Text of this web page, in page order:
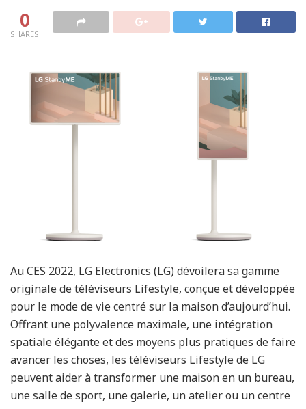
0
SHARES
Au CES 2022, LG Electronics (LG) dévoilera sa gamme
originale de téléviseurs Lifestyle, conçue et développée
pour le mode de vie centré sur la maison d’aujourd’hui.
Offrant une polyvalence maximale, une intégration
spatiale élégante et des moyens plus pratiques de faire
avancer les choses, les téléviseurs Lifestyle de LG
peuvent aider à transformer une maison en un bureau,
une salle de sport, une galerie, un atelier ou un centre